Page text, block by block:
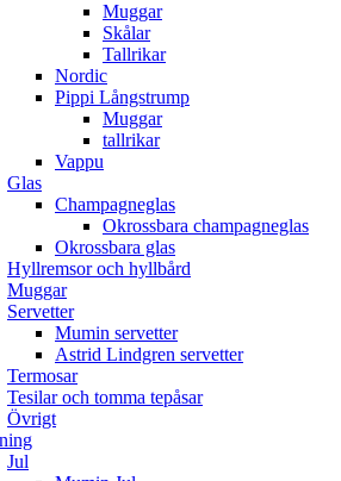
Muggar
Skålar
Tallrikar
Nordic
Pippi Långstrump
Muggar
tallrikar
Vappu
Glas
Champagneglas
Okrossbara champagneglas
Okrossbara glas
Hyllremsor och hyllbård
Muggar
Servetter
Mumin servetter
Astrid Lindgren servetter
Termosar
Tesilar och tomma tepåsar
Övrigt
Jul